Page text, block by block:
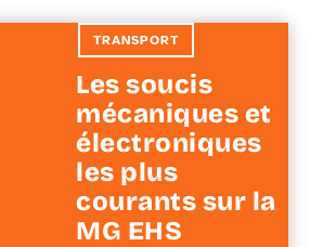
TRANSPORT
Les soucis
mécaniques et
électroniques
les plus
courants sur la
MG EHS